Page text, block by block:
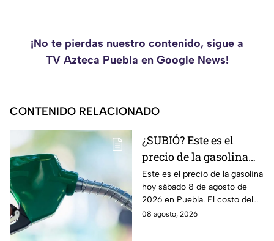
¡No te pierdas nuestro contenido, sigue a
TV Azteca Puebla en Google News!
CONTENIDO RELACIONADO
¿SUBIÓ? Este es el
precio de la gasolina
Puebla hoy sábado 8 de
agosto de 2026
Este es el precio de la gasolina
hoy sábado 8 de agosto de
2026 en Puebla. El costo del
combustible cambia todos los
08 agosto, 2026